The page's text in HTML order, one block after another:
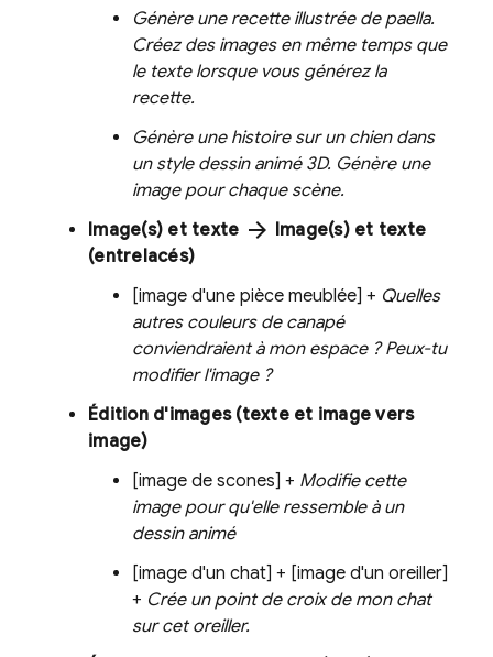
Génère une recette illustrée de paella.
Créez des images en même temps que
le texte lorsque vous générez la
recette.
Génère une histoire sur un chien dans
un style dessin animé 3D. Génère une
image pour chaque scène.
Image(s) et texte arrow_forward Image(s) et texte
(entrelacés)
[image d'une pièce meublée] + Quelles
autres couleurs de canapé
conviendraient à mon espace ? Peux-tu
modifier l'image ?
Édition d'images (texte et image vers
image)
[image de scones] + Modifie cette
image pour qu'elle ressemble à un
dessin animé
[image d'un chat] + [image d'un oreiller]
+ Crée un point de croix de mon chat
sur cet oreiller.